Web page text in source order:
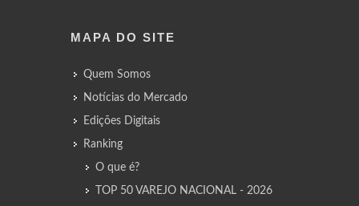
MAPA DO SITE
Quem Somos
Notícias do Mercado
Edições Digitais
Ranking
O que é?
TOP 50 VAREJO NACIONAL - 2026